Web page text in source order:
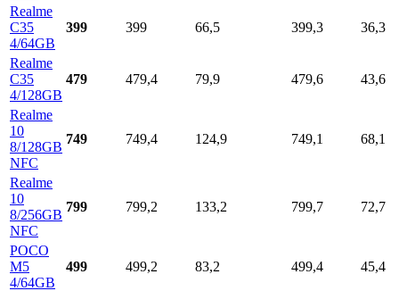
Realme
C35
4/64GB
399 399 66,5 399,3 36,3
Realme
C35
4/128GB
479 479,4 79,9 479,6 43,6
Realme
10
8/128GB
NFC
749 749,4 124,9 749,1 68,1
Realme
10
8/256GB
NFC
799 799,2 133,2 799,7 72,7
POCO
M5
4/64GB
499 499,2 83,2 499,4 45,4